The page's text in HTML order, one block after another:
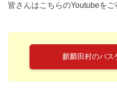
皆さんはこちらのYoutubeをご
麒麟田村のバス